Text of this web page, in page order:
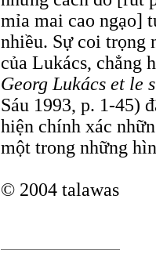
mỉa mai cao ngạo]
nhiều. Sự coi trọng
của Lukács, chẳng
Georg Lukács et le
Sáu 1993, p. 1-45)
hiện chính xác
một trong những
© 2004 talawas